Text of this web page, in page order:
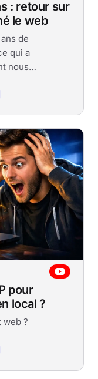
: retour sur
le web
de
qui a
nous
pour
local ?
web ?